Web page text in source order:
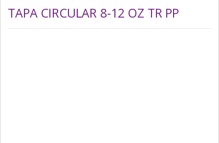
TAPA CIRCULAR 8-12 OZ TR PP